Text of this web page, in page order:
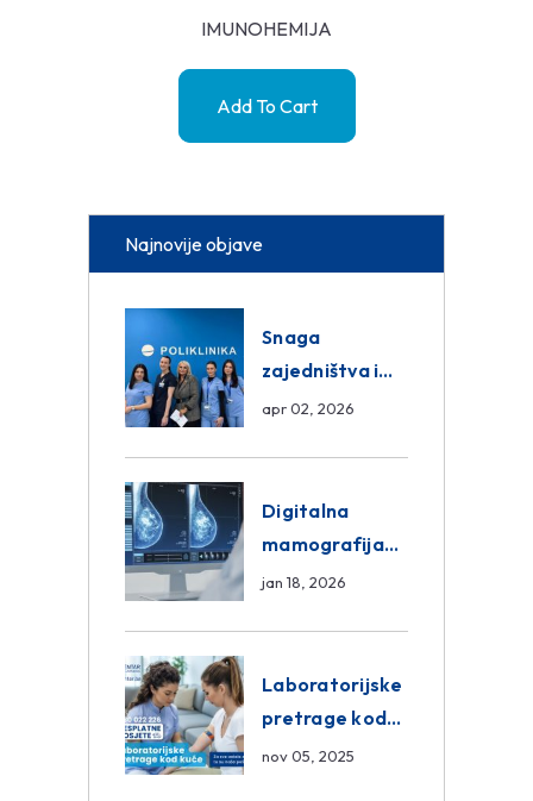
IMUNOHEMIJA
Add To Cart
Najnovije objave
Snaga
zajedništva i
razmjena
Group
apr 02, 2026
Digitalna
mamografija
Sarajevo –
Centar
Poliklinika
jan 18, 2026
Laboratorijske
pretrage kod
kuće – novo u
nov 05, 2025